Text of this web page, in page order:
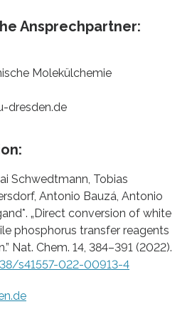
Ansprechpartner:
Molekülchemie
dresden.de
Schwedtmann, Tobias
Antonio Bauzá, Antonio
„Direct conversion of white
phosphorus transfer reagents
Nat. Chem. 14, 384–391 (2022).
s41557-022-00913-4